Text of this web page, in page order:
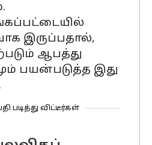
இருப்பதால்,
ஆபத்து
பயன்படுத்த இது
படித்து விட்டீர்கள்